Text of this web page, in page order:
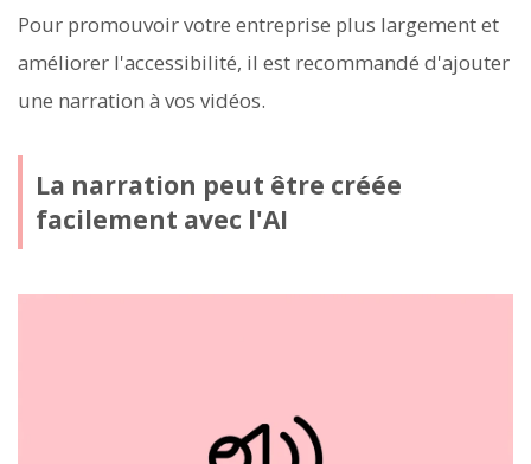
Pour promouvoir votre entreprise plus largement et
améliorer l'accessibilité, il est recommandé d'ajouter
une narration à vos vidéos.
La narration peut être créée
facilement avec l'AI